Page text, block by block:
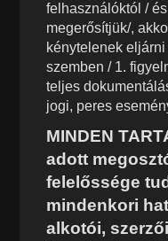
felhasználóktól /
megerősítjük/,
kénytelenek
szemben / 1.
teljes
jogi, peres
MINDEN
adott
felelőssége
mindenkori
alkotói,